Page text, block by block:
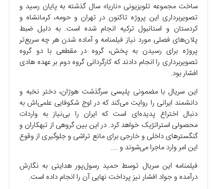
ساخت مجموعه تلویزیونی «ناریا» سال گذشته به پایان رسید و
تصویربرداری این پروژه تاکنون در تهران و حومه، کرمانشاه و
کردستان و استانبول ترکیه انجام شده است. به دلیل ضبط
پلان‌های فصلی مورد نیاز فیلمنامه و آماده شدن هر چه سریع‌تر
پروژه برای رسیدن به پخش، گروه در مقطعی با دو گروه
تصویربرداری را انجام دادند که کارگردانی گروه دوم بر عهده هادی
افشار بود.
این سریال با مضمونی پلیسی سرگذشت هوژان، دختر نخبه و
دانشمند ایرانی را روایت می‌کند که در اوج شکوفایی علمی‌اش به
دنبال اختراع پدیده‌ای است که ایران را بی‌نیاز به واردات
محصولی استراتژیک خواهد کرد. در این بین گروهی از تبهکاران و
گنگستر‌های داخلی و خارجی برای مانع تراشی و جلوگیری از وقوع
این امر وارد ماجرا می‌شوند و ….
فیلمنامه این سریال توسط حمید رسول‌پور هدایتی به نگارش
درآمده و جواد افشار نیز پرداخت نهایی آن را انجام داده است.